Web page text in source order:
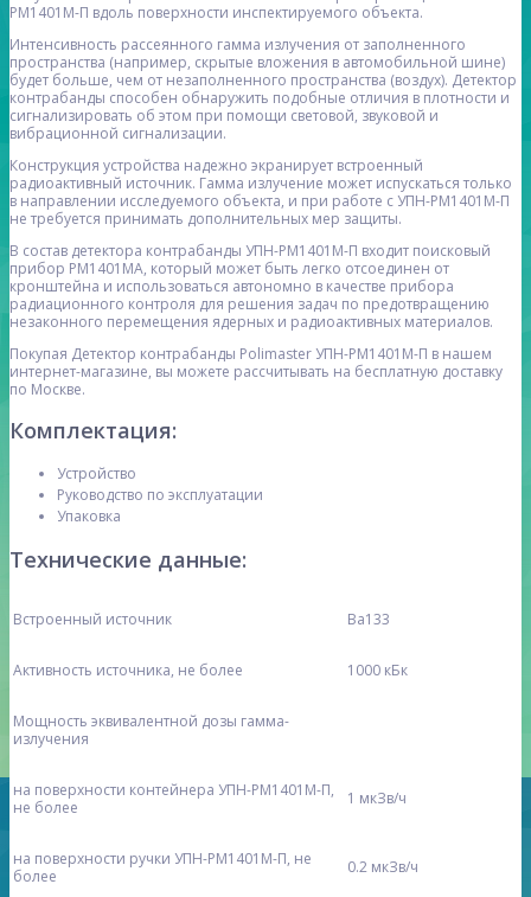
РМ1401М-П вдоль поверхности инспектируемого объекта.
Интенсивность рассеянного гамма излучения от заполненного
пространства (например, скрытые вложения в автомобильной шине)
будет больше, чем от незаполненного пространства (воздух). Детектор
контрабанды способен обнаружить подобные отличия в плотности и
сигнализировать об этом при помощи световой, звуковой и
вибрационной сигнализации.
Конструкция устройства надежно экранирует встроенный
радиоактивный источник. Гамма излучение может испускаться только
в направлении исследуемого объекта, и при работе с УПН-РМ1401М-П
не требуется принимать дополнительных мер защиты.
В состав детектора контрабанды УПН-РМ1401М-П входит поисковый
прибор РМ1401МА, который может быть легко отсоединен от
кронштейна и использоваться автономно в качестве прибора
радиационного контроля для решения задач по предотвращению
незаконного перемещения ядерных и радиоактивных материалов.
Покупая Детектор контрабанды Polimaster УПН-РМ1401М-П в нашем
интернет-магазине, вы можете рассчитывать на бесплатную доставку
по Москве.
Комплектация:
Устройство
Руководство по эксплуатации
Упаковка
Технические данные:
Встроенный источник Ba133
Активность источника, не более 1000 кБк
Мощность эквивалентной дозы гамма-
излучения
на поверхности контейнера УПН-PM1401М-П,
не более
1 мкЗв/ч
на поверхности ручки УПН-PM1401М-П, не
более
0.2 мкЗв/ч